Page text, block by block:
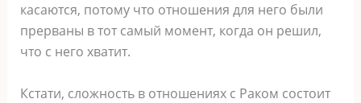
касаются, потому что отношения для него были
прерваны в тот самый момент, когда он решил,
что с него хватит.
Кстати, сложность в отношениях с Раком состоит